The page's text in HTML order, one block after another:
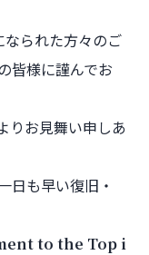
られた方々のご
皆様に謹んでお
りお見舞い申しあ
日も早い復旧・
to the Top i